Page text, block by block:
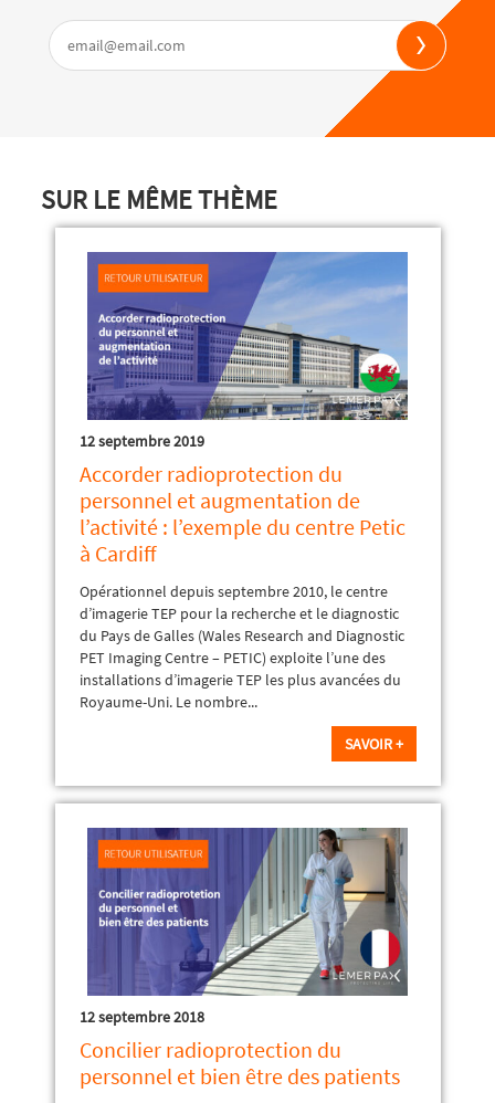
SUR LE MÊME THÈME
12 septembre 2019
Accorder radioprotection du
personnel et augmentation de
l’activité : l’exemple du centre Petic
à Cardiff
Opérationnel depuis septembre 2010, le centre
d’imagerie TEP pour la recherche et le diagnostic
du Pays de Galles (Wales Research and Diagnostic
PET Imaging Centre – PETIC) exploite l’une des
installations d’imagerie TEP les plus avancées du
Royaume-Uni. Le nombre...
SAVOIR +
12 septembre 2018
Concilier radioprotection du
personnel et bien être des patients